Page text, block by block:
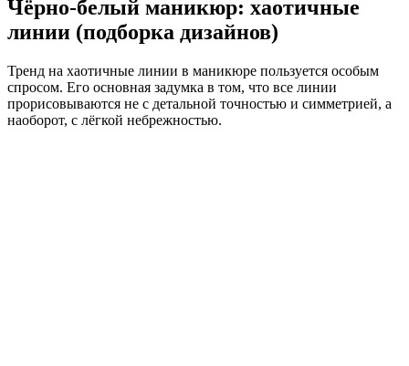
Чёрно-белый маникюр: хаотичные
линии (подборка дизайнов)
Тренд на хаотичные линии в маникюре пользуется особым
спросом. Его основная задумка в том, что все линии
прорисовываются не с детальной точностью и симметрией, а
наоборот, с лёгкой небрежностью.